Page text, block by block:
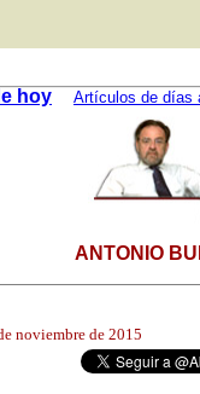
hoy Artículos de días
ANTONIO
de noviembre de 2015